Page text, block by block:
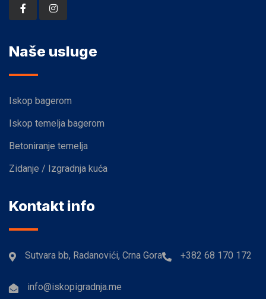
Naše usluge
Iskop bagerom
Iskop temelja bagerom
Betoniranje temelja
Zidanje / Izgradnja kuća
Kontakt info
Sutvara bb, Radanovići, Crna Gora +382 68 170 172
info@iskopigradnja.me